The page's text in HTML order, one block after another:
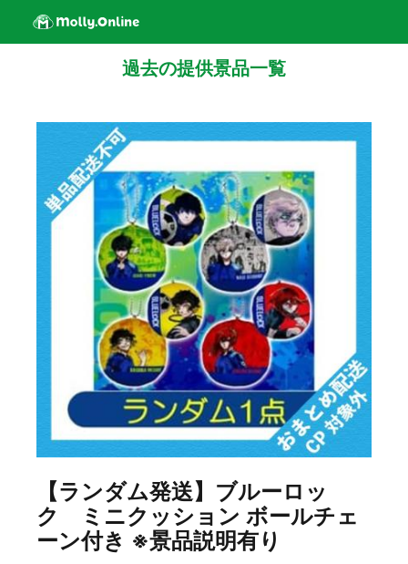
過去の提供景品一覧
【ランダム発送】ブルーロッ
ク ミニクッション ボールチェ
ーン付き ※景品説明有り